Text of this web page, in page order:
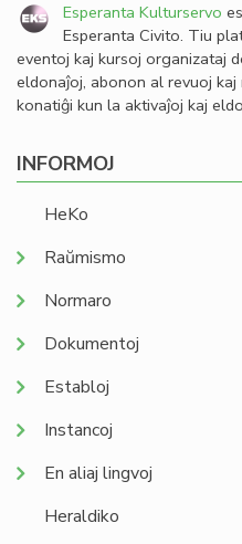
Esperanta Kulturservo
Esperanta Civito. Tiu
eventoj kaj kursoj organizataj
eldonaĵoj, abonon al revuoj
konatiĝi kun la aktivaĵoj kaj
INFORMOJ
HeKo
Raŭmismo
Normaro
Dokumentoj
Establoj
Instancoj
En aliaj lingvoj
Heraldiko